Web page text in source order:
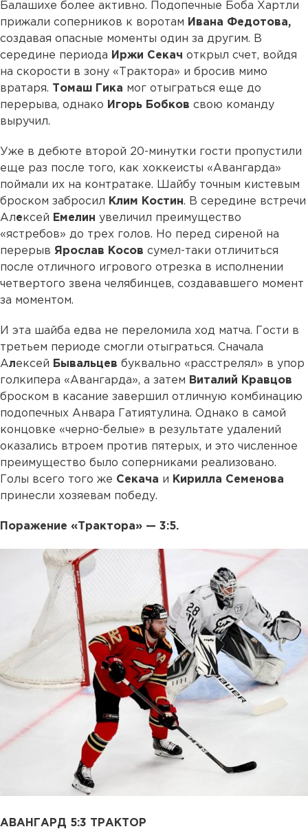
Балашихе более активно. Подопечные Боба Хартли
прижали соперников к воротам Ивана Федотова,
создавая опасные моменты один за другим. В
середине периода Иржи Секач открыл счет, войдя
на скорости в зону «Трактора» и бросив мимо
вратаря. Томаш Гика мог отыграться еще до
перерыва, однако Игорь Бобков свою команду
выручил.
Уже в дебюте второй 20-минутки гости пропустили
еще раз после того, как хоккеисты «Авангарда»
поймали их на контратаке. Шайбу точным кистевым
броском забросил Клим Костин. В середине встречи
Алексей Емелин увеличил преимущество
«ястребов» до трех голов. Но перед сиреной на
перерыв Ярослав Косов сумел-таки отличиться
после отличного игрового отрезка в исполнении
четвертого звена челябинцев, создававшего момент
за моментом.
И эта шайба едва не переломила ход матча. Гости в
третьем периоде смогли отыграться. Сначала
Алексей Бывальцев буквально «расстрелял» в упор
голкипера «Авангарда», а затем Виталий Кравцов
броском в касание завершил отличную комбинацию
подопечных Анвара Гатиятулина. Однако в самой
концовке «черно-белые» в результате удалений
оказались втроем против пятерых, и это численное
преимущество было соперниками реализовано.
Голы всего того же Секача и Кирилла Семенова
принесли хозяевам победу.
Поражение «Трактора» — 3:5.
АВАНГАРД 5:3 ТРАКТОР